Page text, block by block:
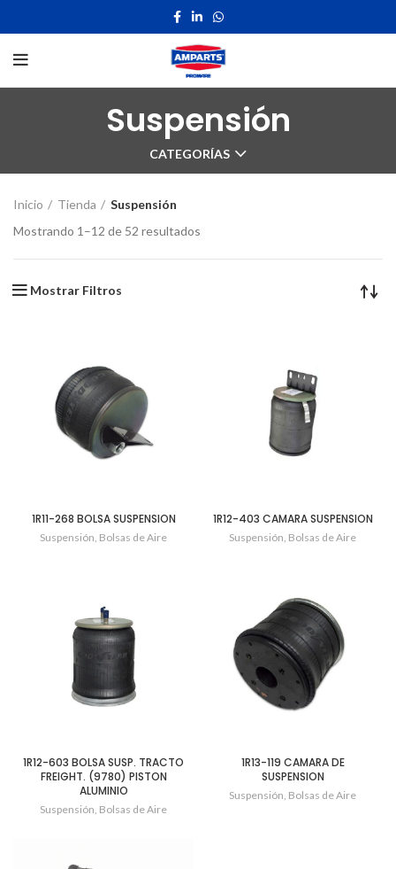
Suspensión
CATEGORÍAS
Inicio Tienda
Suspensión
Mostrando 1–12 de 52 resultados
Mostrar Filtros
1R11-268 BOLSA SUSPENSION
Suspensión, Bolsas de Aire
1R12-403 CAMARA SUSPENSION
Suspensión, Bolsas de Aire
1R12-603 BOLSA SUSP. TRACTO
FREIGHT. (9780) PISTON
ALUMINIO
Suspensión, Bolsas de Aire
1R13-119 CAMARA DE
SUSPENSION
Suspensión, Bolsas de Aire